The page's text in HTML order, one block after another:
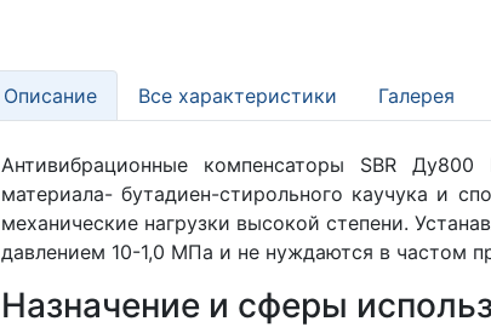
Описание Все характеристики Галерея
Антивибрационные компенсаторы SBR
материала- бутадиен-стирольного каучука и
механические нагрузки высокой степени.
давлением 10-1,0 МПа и не нуждаются в частом
Назначение и сферы